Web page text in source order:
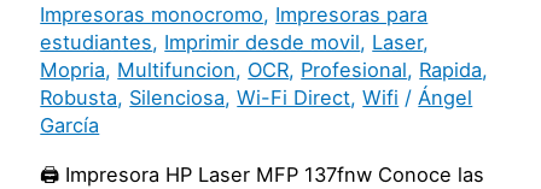
Impresoras monocromo, Impresoras para
estudiantes, Imprimir desde movil, Laser,
Mopria, Multifuncion, OCR, Profesional, Rapida,
Robusta, Silenciosa,Wi-Fi Direct,Wifi / Ángel
García
🖨️ Impresora HP Laser MFP 137fnw Conoce las